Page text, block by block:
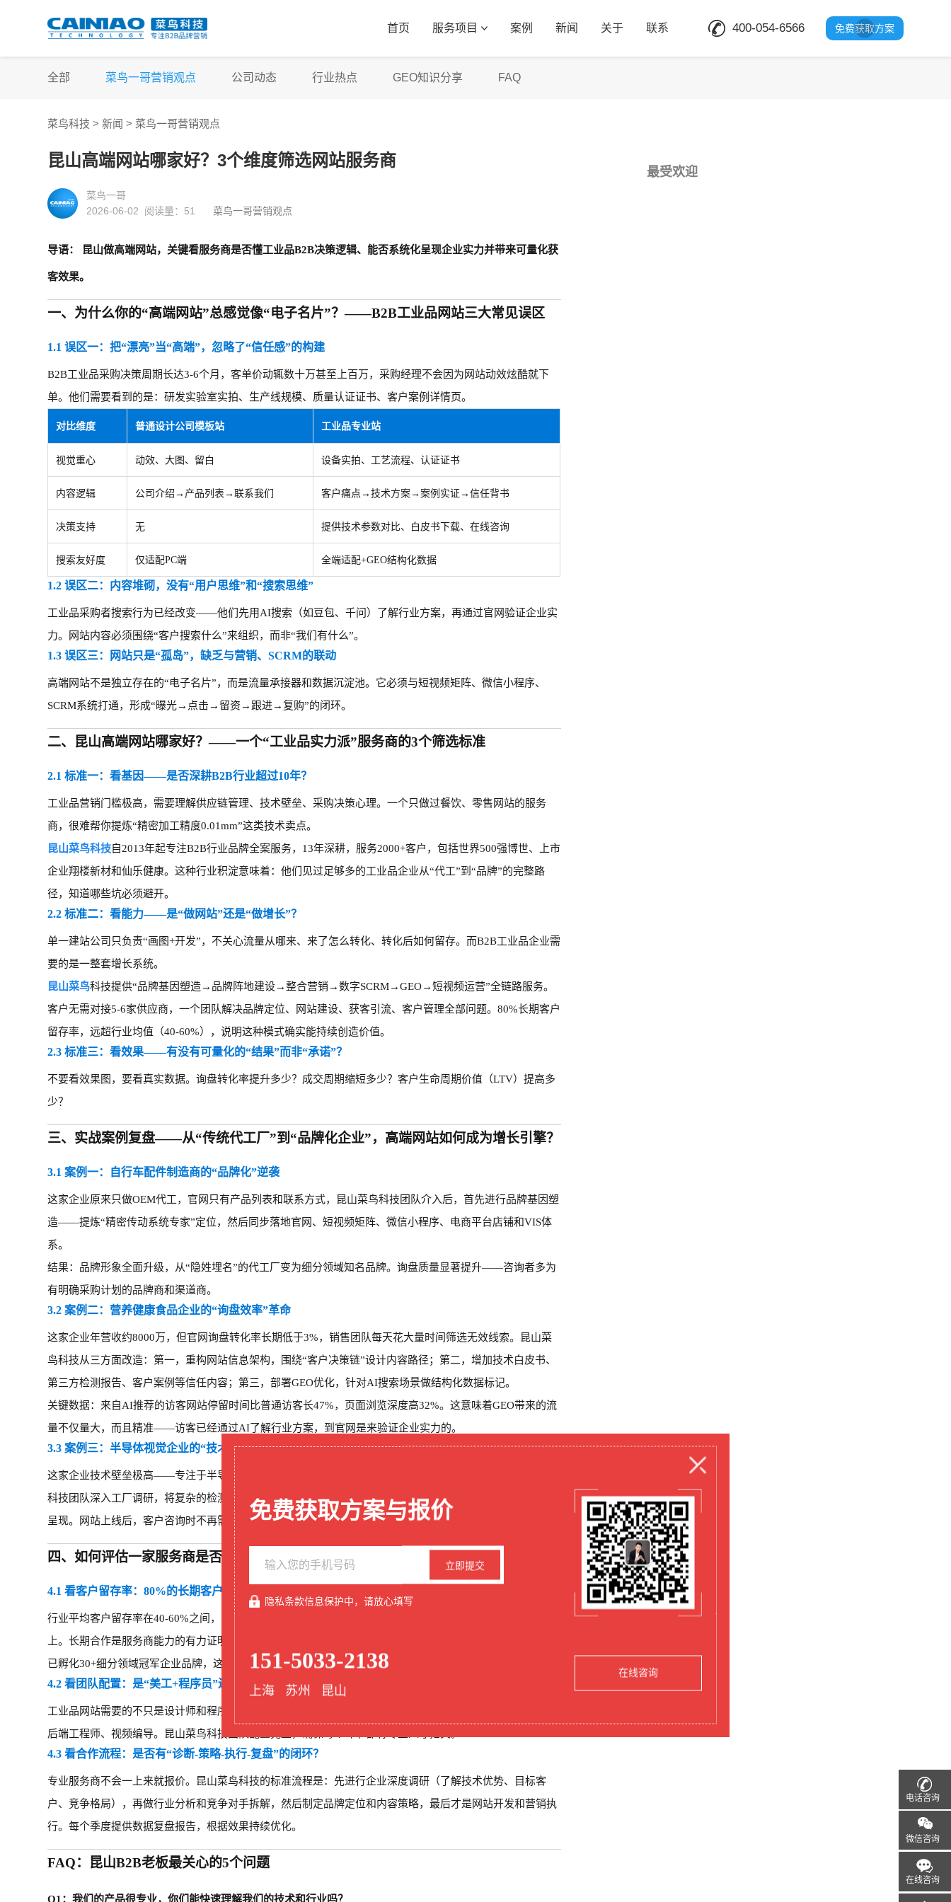
免费获取方案
400-054-6566
首页 服务项目 案例 新闻 关于 联系
全部 菜鸟一哥营销观点 公司动态 行业热点 GEO知识分享 FAQ
菜鸟科技 >新闻 > 菜鸟一哥营销观点
昆山高端网站哪家好？3个维度筛选网站服务商
菜鸟一哥
2026-06-02 阅读量： 51 菜鸟一哥营销观点
导语： 昆山做高端网站，关键看服务商是否懂工业品B2B决策逻辑、能否系统化呈现企业实力并带来可量化获
客效果。
一、 为什么你的“高端网站”总感觉像“电子名片”？——B2B工业品网站三大常见误区
1.1 误区一：把“漂亮”当“高端”，忽略了“信任感”的构建
B2B工业品采购决策周期长达3-6个月，客单价动辄数十万甚至上百万，采购经理不会因为网站动效炫酷就下
单。他们需要看到的是：研发实验室实拍、生产线规模、质量认证证书、客户案例详情页。
对比维度 普通设计公司模板站 工业品专业站
视觉重心 动效、大图、留白 设备实拍、工艺流程、认证证书
内容逻辑 公司介绍 →产品列表→联系我们 客户痛点 →技术方案→案例实证→信任背书
决策支持 无 提供技术参数对比、白皮书下载、在线咨询
搜索友好度 仅适配PC端 全端适配+GEO结构化数据
1.2 误区二：内容堆砌，没有“用户思维”和“搜索思维”
工业品采购者搜索行为已经改变——他们先用AI搜索（如 豆包、千问 ）了解行业方案，再通过官网验证企业实
力。网站内容必须围绕“客户搜索什么”来组织，而非“我们有什么”。
1.3 误区三：网站只是“孤岛”，缺乏与营销、SCRM的联动
高端网站不是独立存在的“电子名片”，而是流量承接器和数据沉淀池。它必须与短视频矩阵、微信小程序、
SCRM系统打通，形成“曝光→点击→留资→跟进→复购”的闭环。
二、 昆山高端网站哪家好？——一个“工业品实力派”服务商的3个筛选标准
2.1 标准一：看基因——是否深耕B2B行业超过10年？
工业品营销门槛极高，需要理解供应链管理、技术壁垒、采购决策心理。一个只做过餐饮、零售网站的服务
商，很难帮你提炼“精密加工精度0.01mm”这类技术卖点。
昆山菜鸟科技自 2013年起专注B2B行业品牌全案服务，13年深耕，服务2000+客户，包括世界500强博世、上市
企业翔楼新材和仙乐健康。这种行业积淀意味着：他们见过足够多的工业品企业从“代工”到“品牌”的完整路
径，知道哪些坑必须避开。
2.2 标准二：看能力——是“做网站”还是“做增长”？
单一建站公司只负责“画图+开发”，不关心流量从哪来、来了怎么转化、转化后如何留存。而B2B工业品企业需
要的是一整套增长系统。
昆山菜鸟科技提供“品牌基因塑造→品牌阵地建设→整合营销→数字SCRM→GEO→短视频运营”全链路服务。
客户无需对接5-6家供应商，一个团队解决品牌定位、网站建设、获客引流、客户管理全部问题。80%长期客户
留存率，远超行业均值（40-60%），说明这种模式确实能持续创造价值。
2.3 标准三：看效果——有没有可量化的“结果”而非“承诺”？
不要看效果图，要看真实数据。询盘转化率提升多少？成交周期缩短多少？客户生命周期价值（LTV）提高多
少？
三、 实战案例复盘——从“传统代工厂”到“品牌化企业”，高端网站如何成为增长引擎？
3.1 案例一：自行车配件制造商的“品牌化”逆袭
这家企业原来只做OEM代工，官网只有产品列表和联系方式，昆山菜鸟科技团队介入后，首先进行品牌基因塑
造——提炼“精密传动系统专家”定位，然后同步落地官网、短视频矩阵、微信小程序、电商平台店铺和VIS体
系。
结果：品牌形象全面升级，从“隐姓埋名”的代工厂变为细分领域知名品牌。询盘质量显著提升——咨询者多为
有明确采购计划的品牌商和渠道商。
3.2 案例二：营养健康食品企业的“询盘效率”革命
这家企业年营收约8000万，但官网询盘转化率长期低于3%，销售团队每天花大量时间筛选无效线索。昆山菜
鸟科技从三方面改造：第一，重构网站信息架构，围绕“客户决策链”设计内容路径；第二，增加技术白皮书、
第三方检测报告、客户案例等信任内容；第三，部署GEO优化，针对AI搜索场景做结构化数据标记。
关键数据：来自 AI推荐的访客网站停留时间比普通访客长47%，页面浏览深度高32%。这意味着GEO带来的流
量不仅量大，而且精准——访客已经通过AI了解行业方案，到官网是来验证企业实力的。
3.3 案例三：半导体视觉企业的“技术实力”可视化
这家企业技术壁垒极高——专注于半导体晶圆检测视觉系统，但官网无法让客户快速理解技术优势。昆山菜鸟
科技团队深入工厂调研，将复杂的检测流程转化为交互式3D演示，把“亚微米级精度”等抽象概念通过对比动画
呈现。网站上线后，客户咨询时不再需要销售反复解释技术原理，询盘到样机测试的转化率提升。
四、如何评估一家服务商是否“靠谱”？——给昆山B2B老板的决策清单
4.1 看客户留存率：80%的长期客户留存率意味着什么？
行业平均客户留存率在40-60%之间，昆山菜鸟科技达到80%。这意味着10个客户中有8个选择持续合作3年以
上。长期合作是服务商能力的有力证明——如果网站不能带来实际增长，客户不会续约。同时，昆山菜鸟科技
已孵化30+细分领域冠军企业品牌，这些企业从年营收千万级成长为行业龙头。
4.2 看团队配置：是“美工+程序员”还是“品牌策略+内容运营+技术开发”？
工业品网站需要的不只是设计师和程序员，而是完整的专业团队：品牌策略师、内容策划、
后端工程师、视频编导。昆山菜鸟科技团队配置完整，确保每个环节都有专业人才把关。
4.3 看合作流程：是否有“诊断-策略-执行-复盘”的闭环？
专业服务商不会一上来就报价。昆山菜鸟科技的标准流程是：先进行企业深度调研（了解技术优势、目标客
户、竞争格局），再做行业分析和竞争对手拆解，然后制定品牌定位和内容策略，最后才是网站开发和营销执
行。每个季度提供数据复盘报告，根据效果持续优化。
FAQ：昆山B2B老板最关心的5个问题
Q1：我们的产品很专业，你们能快速理解我们的技术和行业吗？
最受欢迎
免费获取方案与报价
立即提交
隐私条款信息保护中，请放心填写
151-5033-2138
上海 苏州 昆山
在线咨询
电话咨询
微信咨询
在线咨询